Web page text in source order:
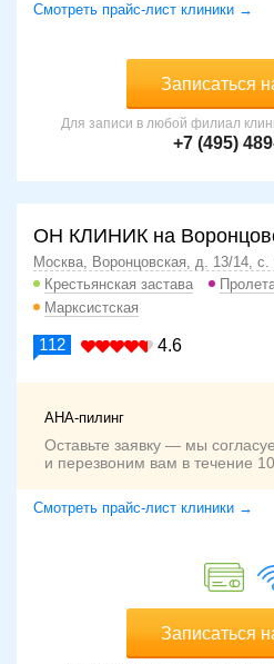
Смотреть прайс-лист клиники →
Записаться
Для записи в любой филиал
+7 (495)
ОН КЛИНИК на
Москва, Воронцовская, д. 13/14, с.
Крестьянская застава
Марксистская
112 4.6
AHA-пилинг
Оставьте заявку — мы
и перезвоним вам в течение
Смотреть прайс-лист клиники →
Записаться